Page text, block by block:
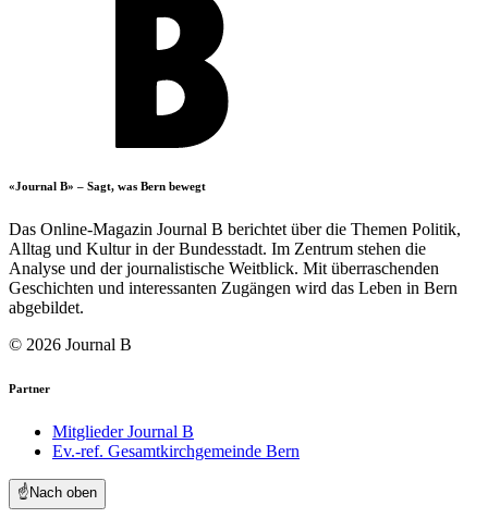
«Journal B» – Sagt, was Bern bewegt
Das Online-Magazin Journal B berichtet über die Themen Politik,
Alltag und Kultur in der Bundesstadt. Im Zentrum stehen die
Analyse und der journalistische Weitblick. Mit überraschenden
Geschichten und interessanten Zugängen wird das Leben in Bern
abgebildet.
© 2026 Journal B
Partner
Mitglieder Journal B
Ev.-ref. Gesamtkirchgemeinde Bern
☝️ Nach oben